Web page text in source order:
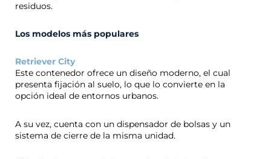
residuos.
Los modelos más populares
Retriever City
Este contenedor ofrece un diseño moderno, el cual
presenta fijación al suelo, lo que lo convierte en la
opción ideal de entornos urbanos.
A su vez, cuenta con un dispensador de bolsas y un
sistema de cierre de la misma unidad.